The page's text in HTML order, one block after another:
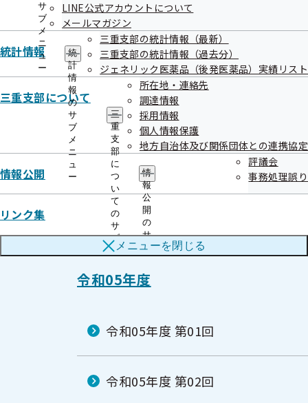
サ
ブ
メ
ニ
ュ
ー
LINE公式アカウントについて
メールマガジン
統計情報
統
計
情
報
の
サ
ブ
メ
ニ
ュ
ー
三重支部の統計情報（最新）
三重支部の統計情報（過去分）
ジェネリック医薬品（後発医薬品）実績リスト
三重支部について
三
重
支
部
に
つ
い
て
の
サ
ブ
メ
ュ
ー
所在地・連絡先
調達情報
採用情報
個人情報保護
地方自治体及び関係団体との連携協定
情報公開
情
報
公
開
の
サ
ブ
メ
ニ
ュ
評議会
事務処理誤り
リンク集
メニューを閉じる
関連情報
令和5年度 第3回三重支部評議会
令和06年01月17日開催
資料
議事録
令和05年度
令和05年度 第01回
令和05年度 第02回